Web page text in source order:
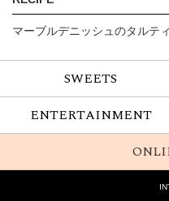
マーブルデニッシュのタルテ
SWEETS
ENTERTAINMENT